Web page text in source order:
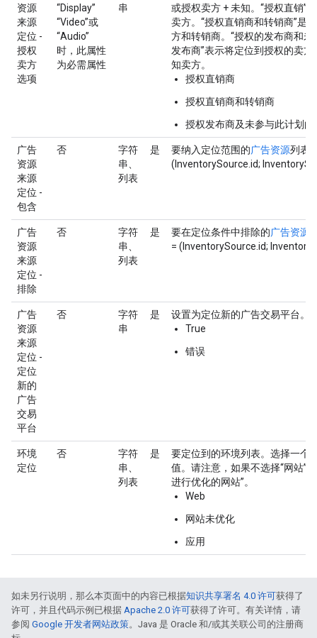
资源
来源
定位 -
授权
卖方
选项
“Display”
“Video”或
“Audio”
时，此属性
为必需属性
串
或授权卖方 + 未知。“授权直销”
卖方。“授权直销商和转销商”是
方和转销商。“授权的发布商和
发布商”表示将定位到授权的卖
知卖方。
授权直销商
授权直销商和转销商
授权发布商及未参与此计划的
广告
资源
来源
定位 -
包含
否
字符
串、
列表
是 要纳入定位范围的广告资源列表
(InventorySource.id;
广告
资源
来源
定位 -
排除
否
字符
串、
列表
是 要在定位条件中排除的广告资源
= (InventorySource.id;
广告
资源
来源
定位 -
定位
新的
广告
交易
平台
否
字符
串
是
设置为定位新的广告交易平台。
True
错误
环境
定位
否
字符
串、
列表
是
要定位到的环境列表。选择一个
值。请注意，如果不选择“网站”
进行优化的网站”。
Web
网站未优化
应用
如未另行说明，那么本页面中的内容已根据知识共享署名 4.0 许可获得了
许可，并且代码示例已根据 Apache 2.0 许可获得了许可。有关详情，请
参阅 Google 开发者网站政策。Java 是 Oracle 和/或其关联公司的注册商